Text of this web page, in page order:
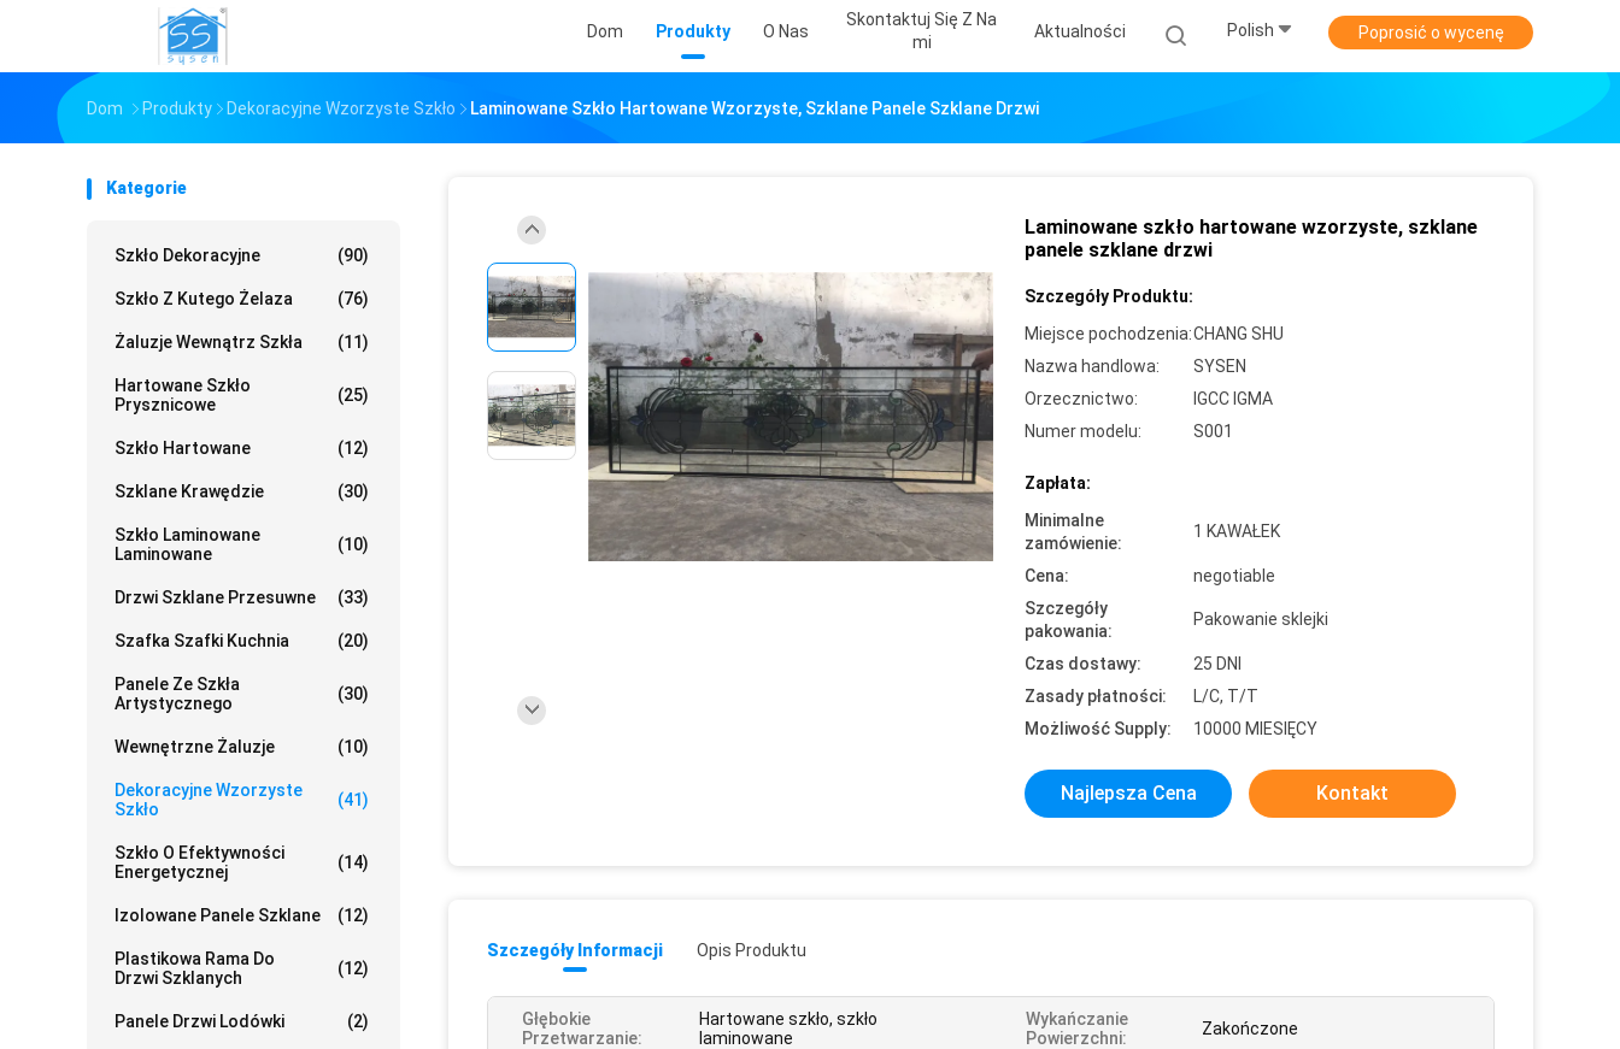
Dom Produkty O Nas
Skontaktuj Się Z Na
Mi
Aktualności Polish Poprosić o wycenę
Dom Produkty Dekoracyjne Wzorzyste Szkło Laminowane Szkło Hartowane Wzorzyste, Szklane Panele Szklane Drzwi
Kategorie
Szkło Dekoracyjne (90)
Szkło Z Kutego Żelaza (76)
Żaluzje Wewnątrz Szkła (11)
Hartowane Szkło
Prysznicowe
(25)
Szkło Hartowane (12)
Szklane Krawędzie (30)
Szkło Laminowane
Laminowane
(10)
Drzwi Szklane Przesuwne (33)
Szafka Szafki Kuchnia (20)
Panele Ze Szkła
Artystycznego
(30)
Wewnętrzne Żaluzje (10)
Dekoracyjne Wzorzyste
Szkło
(41)
Szkło O Efektywności
Energetycznej
(14)
Izolowane Panele Szklane (12)
Plastikowa Rama Do
Drzwi Szklanych
(12)
Panele Drzwi Lodówki (2)
Laminowane szkło hartowane wzorzyste, szklane
panele szklane drzwi
Szczegóły Produktu:
Miejsce pochodzenia:CHANG SHU
Nazwa handlowa:
SYSEN
Orzecznictwo:
IGCC IGMA
Numer modelu:
S001
Zapłata:
Minimalne
zamówienie:
1 KAWAŁEK
Cena:
negotiable
Szczegóły
pakowania:
Pakowanie sklejki
Czas dostawy:
25 DNI
Zasady płatności:
L/C, T/T
Możliwość Supply:
10000 MIESIĘCY
Najlepsza Cena Kontakt
Szczegóły Informacji Opis Produktu
Głębokie
Przetwarzanie:
Hartowane szkło, szkło
laminowane
Wykańczanie
Powierzchni:
Zakończone